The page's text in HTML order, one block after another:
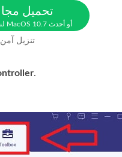
تحميل
لنظام MacOS 10.7 أو أحدث
تنزيل آمن
.